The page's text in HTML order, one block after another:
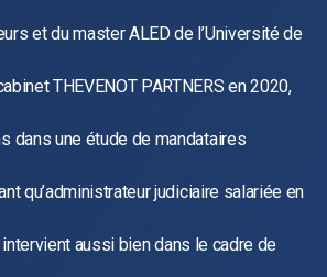
et du master ALED de l’Université de
THEVENOT PARTNERS en 2020,
dans une étude de mandataires
qu’administrateur judiciaire salariée en
aussi bien dans le cadre de